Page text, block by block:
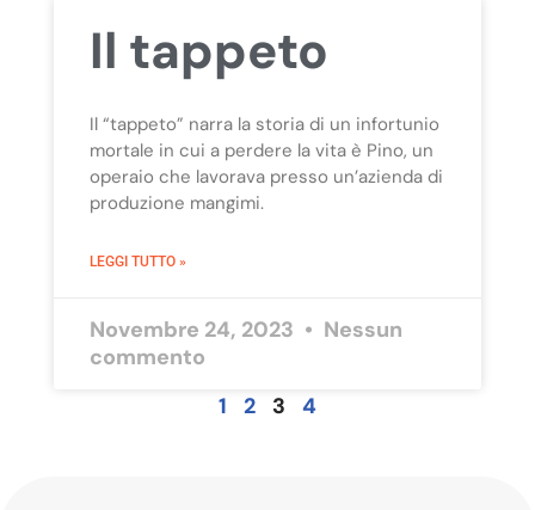
Il tappeto
Il “tappeto” narra la storia di un infortunio
mortale in cui a perdere la vita è Pino, un
operaio che lavorava presso un’azienda di
produzione mangimi.
LEGGI TUTTO »
Novembre 24, 2023
Nessun
commento
1
2 3 4